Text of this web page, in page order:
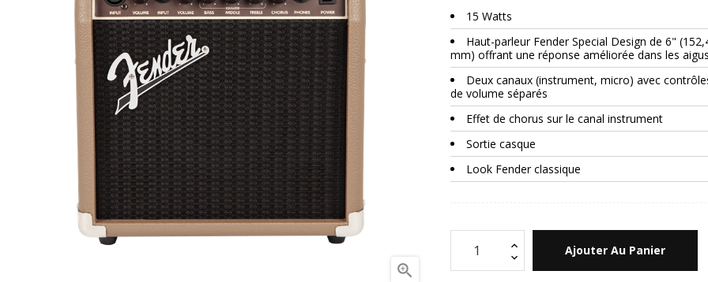

15 Watts
Haut-parleur Fender Special Design de 6"
mm) offrant une réponse améliorée dans les aigus
Deux canaux (instrument, micro) avec
de volume séparés
Effet de chorus sur le canal instrument
Sortie casque
Look Fender classique
Ajouter Au Panier